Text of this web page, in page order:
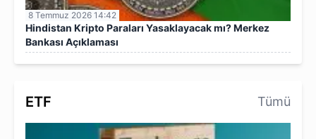
8 Temmuz 2026 14:42
Hindistan Kripto Paraları Yasaklayacak mı? Merkez
Bankası Açıklaması
ETF Tümü